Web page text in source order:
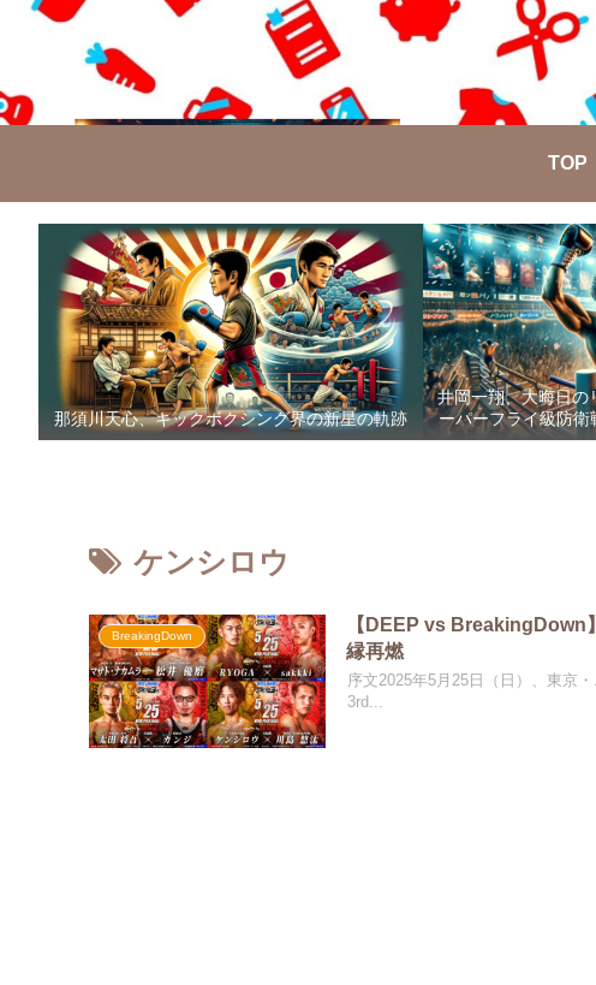
TOP
那須川天心、キックボクシング界の新星の軌跡
井岡一翔、大晦日の
ーパーフライ級防
ケンシロウ
BreakingDown
【DEEP vs BreakingDown
縁再燃
序文2025年5月25日（日）、東京
3rd...